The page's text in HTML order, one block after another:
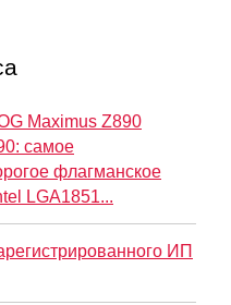
Maximus Z890
самое
флагманское
LGA1851...
ИП